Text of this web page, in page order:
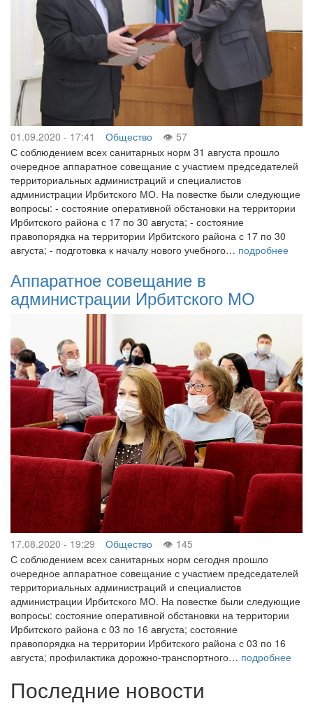
01.09.2020 - 17:41 Общество
57
С соблюдением всех санитарных норм 31 августа прошло
очередное аппаратное совещание с участием председателей
территориальных администраций и специалистов
администрации Ирбитского МО. На повестке были следующие
вопросы: - состояние оперативной обстановки на территории
Ирбитского района с 17 по 30 августа; - состояние
правопорядка на территории Ирбитского района с 17 по 30
августа; - подготовка к началу нового учебного… подробнее
Аппаратное совещание в
администрации Ирбитского МО
17.08.2020 - 19:29 Общество
145
С соблюдением всех санитарных норм сегодня прошло
очередное аппаратное совещание с участием председателей
территориальных администраций и специалистов
администрации Ирбитского МО. На повестке были следующие
вопросы: состояние оперативной обстановки на территории
Ирбитского района с 03 по 16 августа; состояние
правопорядка на территории Ирбитского района с 03 по 16
августа; профилактика дорожно-транспортного… подробнее
Последние новости